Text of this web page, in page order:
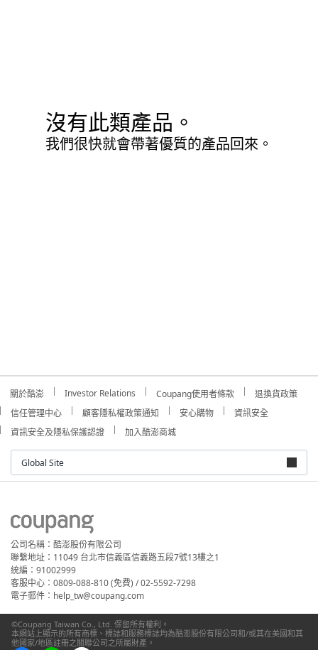
沒有此類產品。
我們很快就會帶著優質的產品回來。
關於酷澎 Investor Relations Coupang使用者條款
退換貨政策
信任管理中心
顧客隱私權政策通知 安心購物
資訊安全
資訊安全及隱私保護認證
加入酷澎商城
Global Site
公司名稱：酷澎股份有限公司
聯繫地址：11049 台北市信義區信義路五段7號13樓之1
統編：91002999
客服中心：0809-088-810 (免費) / 02-5592-7298
電子郵件：help_tw@coupang.com
©Coupang Taiwan Co., Ltd. 保留所有權利。
本網站上顯示的所有商標、標誌和服務標誌均為酷澎股份有限公司和/或其在美國和其
他國家/地區註冊之關聯公司之所屬財產。